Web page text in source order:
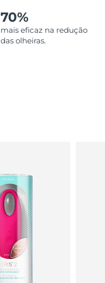
70%
mais eficaz na redução
das olheiras.
Entrega prevista
Entrega prevista
Entrega prevista
Entrega prevista
Entrega prevista
Entrega prevista
Entrega prevista